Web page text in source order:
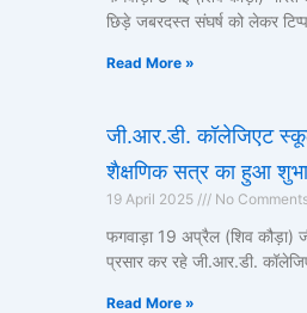
छिड़े जबरदस्त संघर्ष को लेकर
Read More »
जी.आर.डी. कॉलेजिएट
शैक्षणिक सत्र का हुआ
19 April 2025 No
फगवाड़ा 19 अप्रैल (शिव कौड़ा)
प्रसार कर रहे जी.आर.डी.
Read More »